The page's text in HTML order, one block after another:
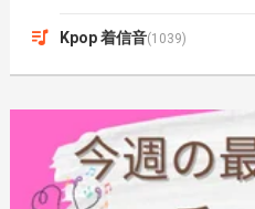
Kpop 着信音(1039)